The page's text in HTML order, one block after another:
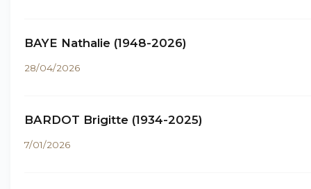
BAYE Nathalie (1948-2026)
28/04/2026
BARDOT Brigitte (1934-2025)
7/01/2026